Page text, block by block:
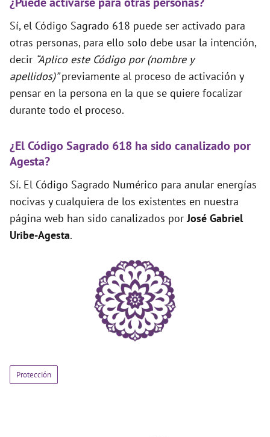
Sí, el Código Sagrado 618 puede ser activado para
otras personas, para ello solo debe usar la intención,
decir “Aplico este Código por (nombre y
apellidos)”previamente al proceso de activación y
pensar en la persona en la que se quiere focalizar
durante todo el proceso.
¿El Código Sagrado 618 ha sido canalizado por
Agesta?
Sí. El Código Sagrado Numérico para anular energías
nocivas y cualquiera de los existentes en nuestra
página web han sido canalizados porJosé Gabriel
Uribe-Agesta.
Protección